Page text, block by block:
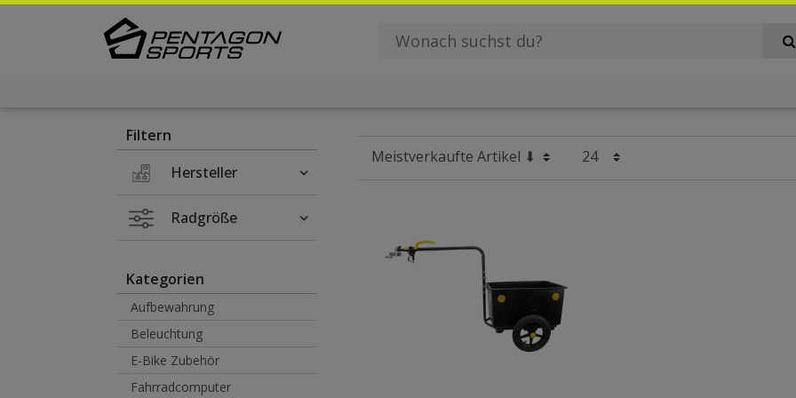
Filtern
Hersteller
Radgröße
Kategorien
Aufbewahrung
Beleuchtung
E-Bike Zubehör
Fahrradcomputer